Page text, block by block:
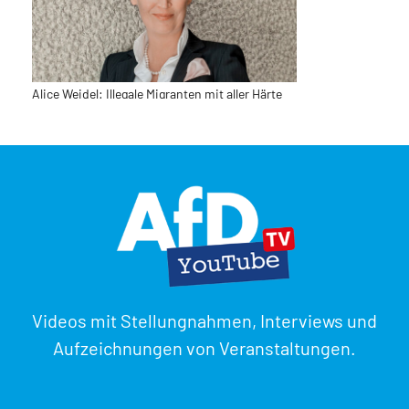
Alice Weidel: Illegale Migranten mit aller Härte
aus Ceuta abschieben – Notfalls Schengen-
Raum aussetzen
31. Juli 2026
Videos mit Stellungnahmen, Interviews und
Aufzeichnungen von Veranstaltungen.